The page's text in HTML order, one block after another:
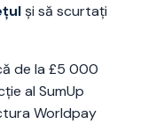
și să scurtați
de la £5 000
al SumUp
Worldpay